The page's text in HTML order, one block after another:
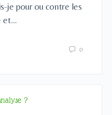
je pour ou contre les
et…
0
?